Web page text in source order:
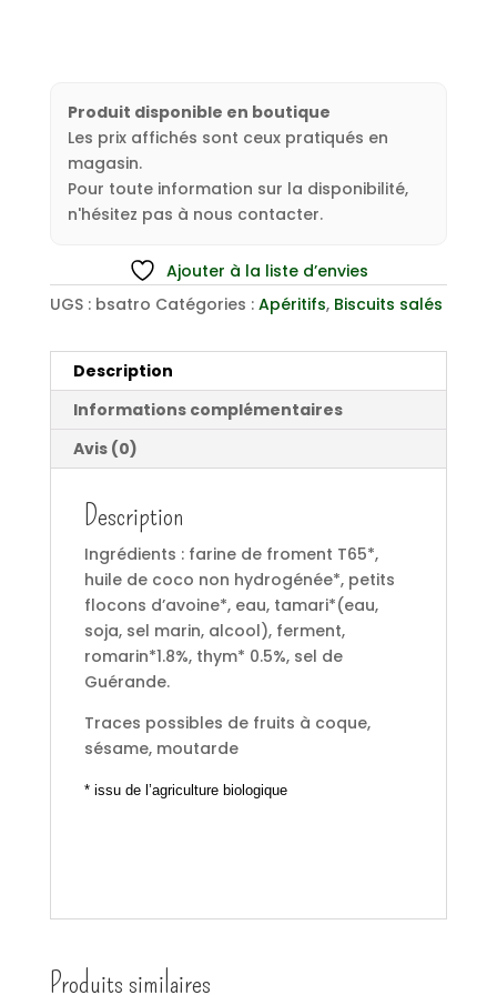
Produit disponible en boutique
Les prix affichés sont ceux pratiqués en
magasin.
Pour toute information sur la disponibilité,
n'hésitez pas à nous contacter.
Ajouter à la liste d’envies
UGS : bsatro Catégories : Apéritifs, Biscuits salés
Description
Informations complémentaires
Avis (0)
Description
Ingrédients : farine de froment T65*,
huile de coco non hydrogénée*, petits
flocons d’avoine*, eau, tamari*(eau,
soja, sel marin, alcool), ferment,
romarin*1.8%, thym* 0.5%, sel de
Guérande.
Traces possibles de fruits à coque,
sésame, moutarde
* issu de l’agriculture biologique
Produits similaires